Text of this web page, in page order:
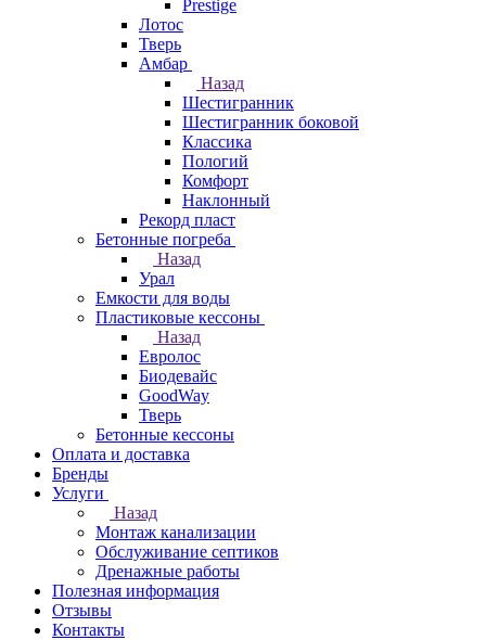
Prestige
Лотос
Тверь
Амбар
Назад
Шестигранник
Шестигранник боковой
Классика
Пологий
Комфорт
Наклонный
Рекорд пласт
Бетонные погреба
Назад
Урал
Емкости для воды
Пластиковые кессоны
Назад
Евролос
Биодевайс
GoodWay
Тверь
Бетонные кессоны
Оплата и доставка
Бренды
Услуги
Назад
Монтаж канализации
Обслуживание септиков
Дренажные работы
Полезная информация
Отзывы
Контакты